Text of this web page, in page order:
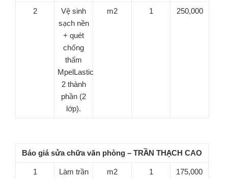
2
Vệ sinh
sạch nền
+ quét
chống
thấm
MpelLastic
2 thành
phần (2
lớp).
m2 1 250,000
Báo giá sửa chữa văn phòng – TRẦN THẠCH CAO
1
Làm trần
m2 1 175,000